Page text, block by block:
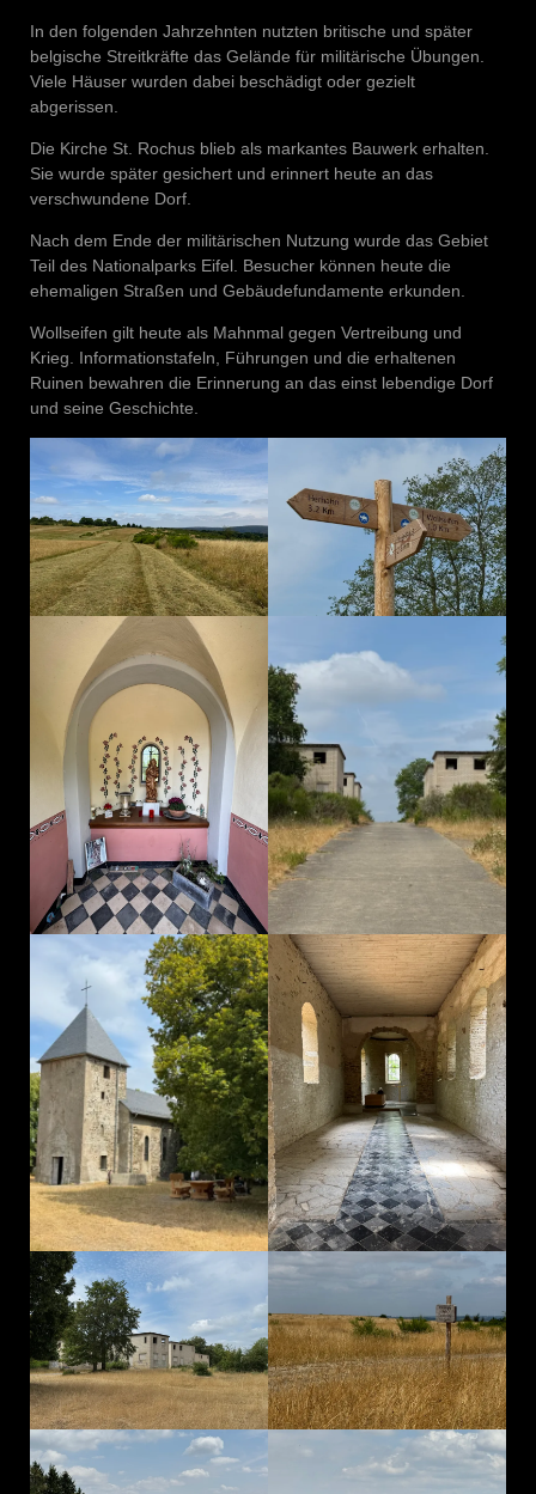
In den folgenden Jahrzehnten nutzten britische und später
belgische Streitkräfte das Gelände für militärische Übungen.
Viele Häuser wurden dabei beschädigt oder gezielt
abgerissen.
Die Kirche St. Rochus blieb als markantes Bauwerk erhalten.
Sie wurde später gesichert und erinnert heute an das
verschwundene Dorf.
Nach dem Ende der militärischen Nutzung wurde das Gebiet
Teil des Nationalparks Eifel. Besucher können heute die
ehemaligen Straßen und Gebäudefundamente erkunden.
Wollseifen gilt heute als Mahnmal gegen Vertreibung und
Krieg. Informationstafeln, Führungen und die erhaltenen
Ruinen bewahren die Erinnerung an das einst lebendige Dorf
und seine Geschichte.